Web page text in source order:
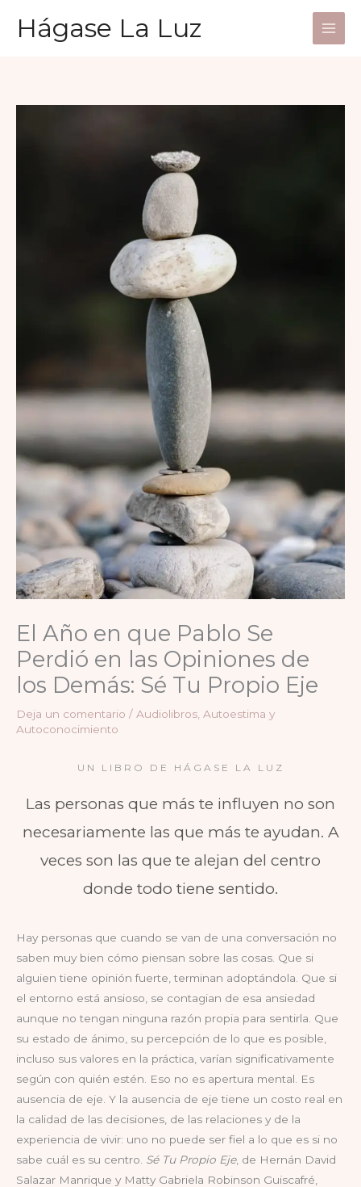
Hágase La Luz
El Año en que Pablo Se
Perdió en las Opiniones de
los Demás: Sé Tu Propio Eje
Deja un comentario / Audiolibros Autoestima y
Autoconocimiento
UN LIBRO DE HÁGASE LA LUZ
Las personas que más te influyen no son
necesariamente las que más te ayudan. A
veces son las que te alejan del centro
donde todo tiene sentido.
Hay personas que cuando se van de una conversación no
saben muy bien cómo piensan sobre las cosas. Que si
alguien tiene opinión fuerte, terminan adoptándola. Que si
el entorno está ansioso, se contagian de esa ansiedad
aunque no tengan ninguna razón propia para sentirla. Que
su estado de ánimo, su percepción de lo que es posible,
incluso sus valores en la práctica, varían significativamente
según con quién estén. Eso no es apertura mental. Es
ausencia de eje. Y la ausencia de eje tiene un costo real en
la calidad de las decisiones, de las relaciones y de la
experiencia de vivir: uno no puede ser fiel a lo que es si no
sabe cuál es su centro. Sé Tu Propio Eje, de Hernán David
Salazar Manrique y Matty Gabriela Robinson Guiscafré,